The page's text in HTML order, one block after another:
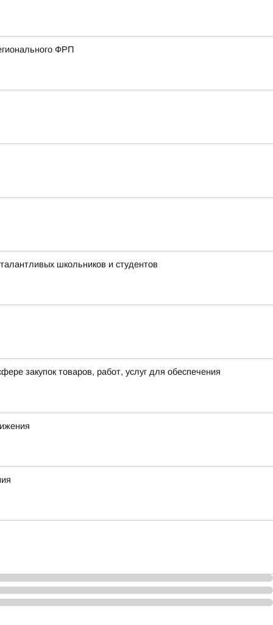
ФРП
школьников и студентов
закупок товаров, работ, услуг для обеспечения